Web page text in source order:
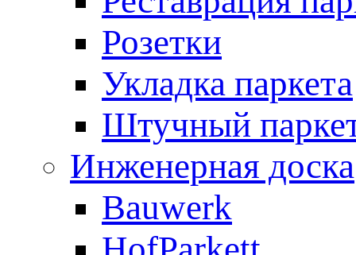
Розетки
Укладка паркета
Штучный
Инженерная доска
Bauwerk